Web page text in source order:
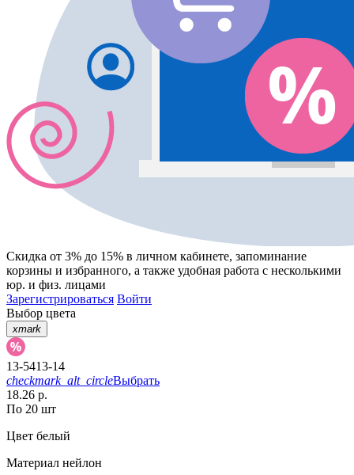
Скидка от 3% до 15% в личном кабинете, запоминание
корзины и избранного, а также удобная работа с несколькими
юр. и физ. лицами
Зарегистрироваться Войти
Выбор цвета
xmark
13-5413-14
checkmark_alt_circleВыбрать
18.26 р.
По 20 шт
Цвет белый
Материал нейлон